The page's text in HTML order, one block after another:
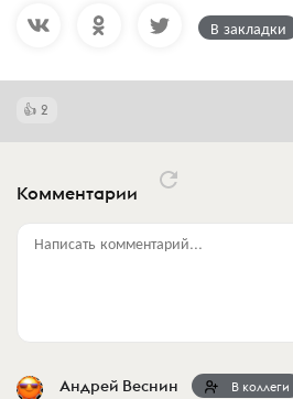
В закладки
2
Комментарии
Написать комментарий...
Андрей Веснин В коллеги